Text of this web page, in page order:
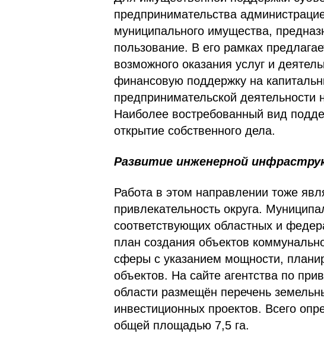
предпринимательства
муниципального имущества,
пользование. В его рамках
возможного оказания услуг и
финансовую поддержку на
предпринимательской
Наиболее востребованный вид
открытие собственного дела.
Развитие инженерной
Работа в этом направлении тоже
привлекательность округа.
соответствующих областных и
план создания объектов
сферы с указанием мощности,
объектов. На сайте агентства по
области размещён перечень
инвестиционных проектов. Всего
общей площадью 7,5 га.